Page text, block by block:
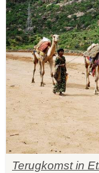
Terugkomst in